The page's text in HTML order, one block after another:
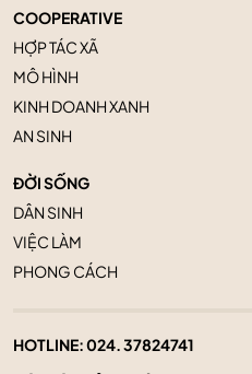
COOPERATIVE
HỢP TÁC XÃ
MÔ HÌNH
KINH DOANH XANH
AN SINH
ĐỜI SỐNG
DÂN SINH
VIỆC LÀM
PHONG CÁCH
HOTLINE:024. 37824741